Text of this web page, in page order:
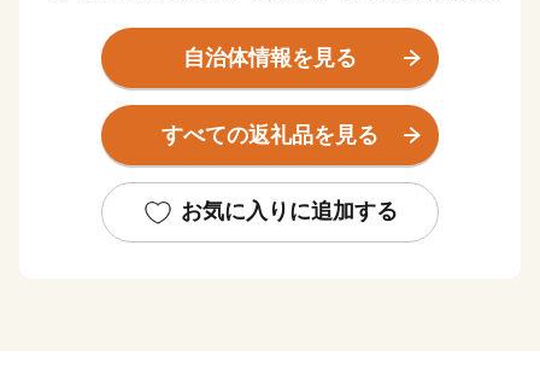
に登録されている熊野古道、里山の恩恵を活かした持続
可能な農業として世界農業遺産に認定されている「みな
べ・田辺の梅システム」の２つの世界遺産を有していま
す。旅人を癒す温泉、海の幸、山の幸などたくさんの魅
自治体情報を見る
すべての返礼品を見る
お気に入りに追加する